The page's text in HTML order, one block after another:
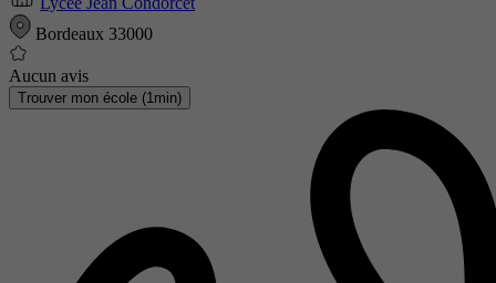
Bordeaux 33000
Aucun avis
Trouver mon école (1min)